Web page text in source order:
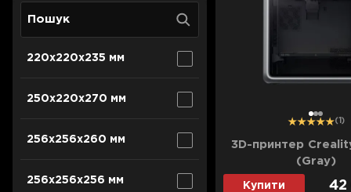
Аксесуари для кавомашин
Термочашки
Для телевізорів
220x220x235 мм
250x220x270 мм
256x256x260 мм
256х256х256 мм
12 3 (1)
3D-принтер
(Gray)
Купити 42